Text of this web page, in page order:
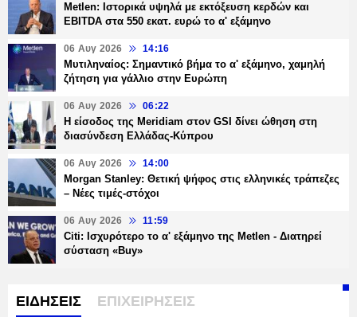
Metlen: Ιστορικά υψηλά με εκτόξευση κερδών και
EBITDA στα 550 εκατ. ευρώ το α' εξάμηνο
06 Αυγ 2026 14:16
Μυτιληναίος: Σημαντικό βήμα το α' εξάμηνο, χαμηλή
ζήτηση για γάλλιο στην Ευρώπη
06 Αυγ 2026 06:22
Η είσοδος της Meridiam στον GSI δίνει ώθηση στη
διασύνδεση Ελλάδας-Κύπρου
06 Αυγ 2026 14:00
Morgan Stanley: Θετική ψήφος στις ελληνικές τράπεζες
– Νέες τιμές-στόχοι
06 Αυγ 2026 11:59
Citi: Ισχυρότερο το α' εξάμηνο της Metlen - Διατηρεί
σύσταση «Buy»
ΕΙΔΗΣΕΙΣ ΕΠΙΧΕΙΡΗΣΕΙΣ